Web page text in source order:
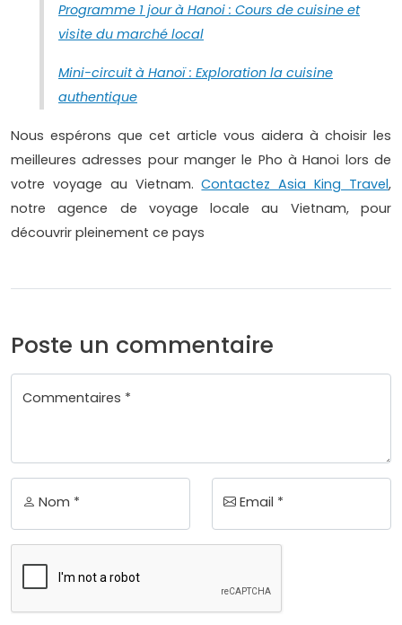
Programme 1 jour à Hanoi : Cours de cuisine et
visite du marché local
Mini-circuit à Hanoï : Exploration la cuisine
authentique
Nous espérons que cet article vous aidera à choisir les
meilleures adresses pour manger le Pho à Hanoi lors de
votre voyage au Vietnam.Contactez Asia King Travel,
notre agence de voyage locale au Vietnam, pour
découvrir pleinement ce pays
Poste un commentaire
Commentaires *
Nom * Email *